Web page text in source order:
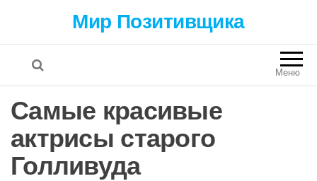
Мир Позитивщика
Меню
Самые красивые
актрисы старого
Голливуда